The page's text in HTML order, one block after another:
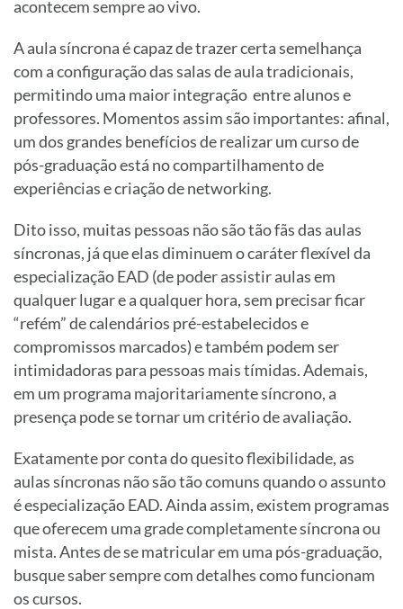
acontecem sempre ao vivo.
A aula síncrona é capaz de trazer certa semelhança
com a configuração das salas de aula tradicionais,
permitindo uma maior integração entre alunos e
professores. Momentos assim são importantes: afinal,
um dos grandes benefícios de realizar um curso de
pós-graduação está no compartilhamento de
experiências e criação de networking.
Dito isso, muitas pessoas não são tão fãs das aulas
síncronas, já que elas diminuem o caráter flexível da
especialização EAD (de poder assistir aulas em
qualquer lugar e a qualquer hora, sem precisar ficar
“refém” de calendários pré-estabelecidos e
compromissos marcados) e também podem ser
intimidadoras para pessoas mais tímidas. Ademais,
em um programa majoritariamente síncrono, a
presença pode se tornar um critério de avaliação.
Exatamente por conta do quesito flexibilidade, as
aulas síncronas não são tão comuns quando o assunto
é especialização EAD. Ainda assim, existem programas
que oferecem uma grade completamente síncrona ou
mista. Antes de se matricular em uma pós-graduação,
busque saber sempre com detalhes como funcionam
os cursos.